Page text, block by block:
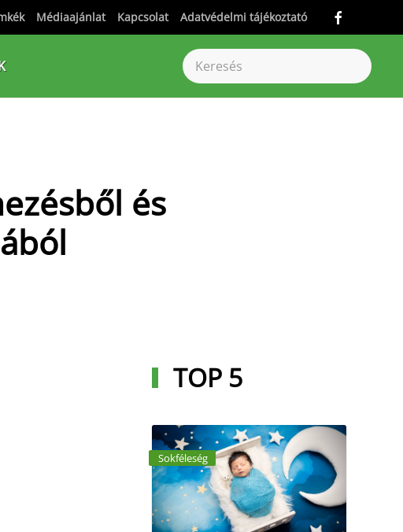
Médiaajánlat Kapcsolat Adatvédelmi tájékoztató
és
TOP 5
Sokféleség